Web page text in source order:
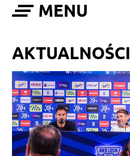
MENU
AKTUALNOŚCI